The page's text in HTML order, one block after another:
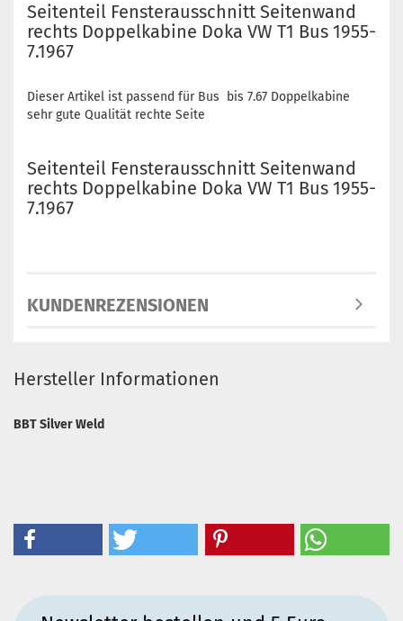
Seitenteil Fensterausschnitt Seitenwand
rechts Doppelkabine Doka VW T1 Bus 1955-
7.1967
Dieser Artikel ist passend für Bus bis 7.67 Doppelkabine
sehr gute Qualität rechte Seite
Seitenteil Fensterausschnitt Seitenwand
rechts Doppelkabine Doka VW T1 Bus 1955-
7.1967
KUNDENREZENSIONEN
Hersteller Informationen
BBT Silver Weld